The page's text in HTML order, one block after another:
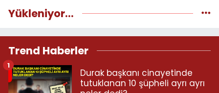
Yükleniyor...
Trend Haberler
Durak başkanı cinayetinde
tutuklanan 10 şüpheli ayrı ayrı
1